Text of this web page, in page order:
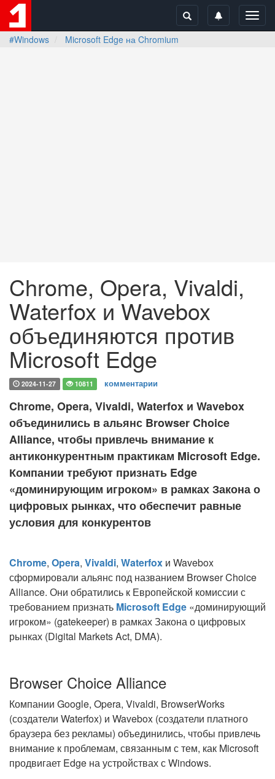
#Windows
Microsoft Edge на Chromium
Chrome, Opera, Vivaldi,
Waterfox и Wavebox
объединяются против
Microsoft Edge
2024-11-27 10811 комментарии
Chrome, Opera, Vivaldi, Waterfox и Wavebox
объединились в альянс Browser Choice
Alliance, чтобы привлечь внимание к
антиконкурентным практикам Microsoft Edge.
Компании требуют признать Edge
«доминирующим игроком» в рамках Закона о
цифровых рынках, что обеспечит равные
условия для конкурентов
Chrome, Opera, Vivaldi, Waterfox и Wavebox
сформировали альянс под названием Browser Choice
Alliance. Они обратились к Европейской комиссии с
требованием признать Microsoft Edge «доминирующий
игроком» (gatekeeper) в рамках Закона о цифровых
рынках (Digital Markets Act, DMA).
Browser Choice Alliance
Компании Google, Opera, Vivaldi, BrowserWorks
(создатели Waterfox) и Wavebox (создатели платного
браузера без рекламы) объединились, чтобы привлечь
внимание к проблемам, связанным с тем, как Microsoft
продвигает Edge на устройствах с Windows.